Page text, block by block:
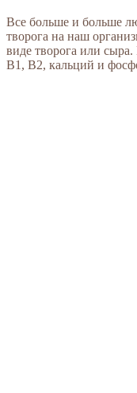
Все больше и больше
творога на наш
виде творога или
В1, В2, кальций и